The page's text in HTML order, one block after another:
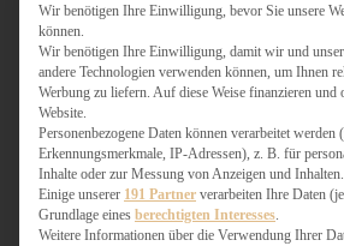
SÜSS &
BRUNCH &
DIPS,
OMAS
TARTES
Wir benötigen Ihre Einwilligung, bevor Sie unsere
können.
Wir benötigen Ihre Einwilligung, damit wir und
andere Technologien verwenden können, um Ihnen
Werbung zu liefern. Auf diese Weise finanzieren und
Website.
Personenbezogene Daten können verarbeitet werden
Erkennungsmerkmale, IP-Adressen), z. B. für
Inhalte oder zur Messung von Anzeigen und Inhalten.
Einige unserer 191 Partner verarbeiten Ihre Daten
Grundlage eines berechtigten Interesses
Weitere Informationen über die Verwendung Ihrer